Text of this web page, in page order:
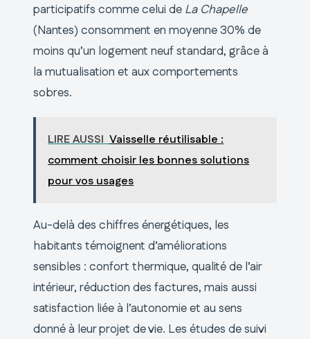
participatifs comme celui de La Chapelle
(Nantes) consomment en moyenne 30% de
moins qu’un logement neuf standard, grâce à
la mutualisation et aux comportements
sobres.
LIRE AUSSI Vaisselle réutilisable :
comment choisir les bonnes solutions
pour vos usages
Au-delà des chiffres énergétiques, les
habitants témoignent d’améliorations
sensibles : confort thermique, qualité de l’air
intérieur, réduction des factures, mais aussi
satisfaction liée à l’autonomie et au sens
donné à leur projet de vie. Les études de suivi